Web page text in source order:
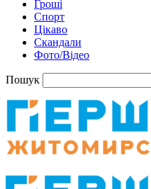
Гроші
Спорт
Цікаво
Скандали
Фото/Відео
Пошук